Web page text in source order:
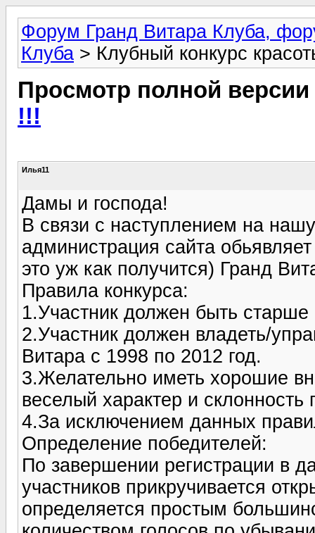
Форум Гранд Витара Клуба,
Клуба > Клубный конкурс
Просмотр полной
!!!
Илья11
Дамы и господа!
В связи с наступлением на
администрация сайта
это уж как получится) Гранд
Правила конкурса:
1.Участник должен быть старше
2.Участник должен владеть/
Витара с 1998 по 2012 год.
3.Желательно иметь хорошие
веселый характер и склонность
4.За исключением данных
Определение победителей:
По завершении регистрации в
участников прикручивается
определяется простым